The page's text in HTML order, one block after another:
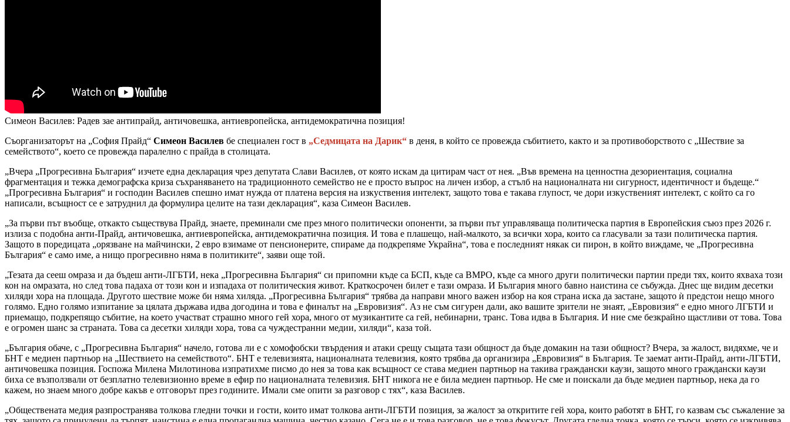
Симеон Василев: Радев зае антипрайд, античовешка, антиевропейска, антидемократична позиция!
Съорганизаторът на „София Прайд“ Симеон Василев бе специален гост в „Седмицата на Дарик“ в деня, в който се провежда събитието, както и за противоборството с „Шествие за
семейството“, което се провежда паралелно с прайда в столицата.
„Вчера „Прогресивна България“ изчете една декларация чрез депутата Слави Василев, от която искам да цитирам част от нея. „Във времена на ценностна дезориентация, социална
фрагментация и тежка демографска криза съхраняването на традиционното семейство не е просто въпрос на личен избор, а стълб на националната ни сигурност, идентичност и бъдеще.“
„Прогресивна България“ и господин Василев спешно имат нужда от платена версия на изкуствения интелект, защото това е такава глупост, че дори изкуственият интелект, с който са го
написали, всъщност се е затруднил да формулира целите на тази декларация“, каза Симеон Василев.
„За първи път въобще, откакто съществува Прайд, знаете, преминали сме през много политически опоненти, за първи път управляваща политическа партия в Европейския съюз през 2026 г.
излиза с подобна анти-Прайд, античовешка, антиевропейска, антидемократична позиция. И това е плашещо, най-малкото, за всички хора, които са гласували за тази политическа партия.
Защото в поредицата „орязване на майчински, 2 евро взимаме от пенсионерите, спираме да подкрепяме Украйна“, това е последният някак си пирон, в който виждаме, че „Прогресивна
България“ е само име, а нищо прогресивно няма в политиките“, заяви още той.
„Тезата да сееш омраза и да бъдеш анти-ЛГБТИ, нека „Прогресивна България“ си припомни къде са БСП, къде са ВМРО, къде са много други политически партии преди тях, които яхваха този
кон на омразата, но след това падаха от този кон и изпадаха от политическия живот. Краткосрочен билет е тази омраза. И България много бавно наистина се събужда. Днес ще видим десетки
хиляди хора на площада. Другото шествие може би няма хиляда. „Прогресивна България“ трябва да направи много важен избор на коя страна иска да застане, защото ѝ предстои нещо много
голямо. Едно голямо изпитание за цялата държава идва догодина и това е финалът на „Евровизия“. Аз не съм сигурен дали, ако вашите зрители не знаят, „Евровизия“ е едно много ЛГБТИ и
приемащо, подкрепящо събитие, на което участват страшно много гей хора, много от музикантите са гей, небинарни, транс. Това идва в България. И ние сме безкрайно щастливи от това. Това
е огромен шанс за страната. Това са десетки хиляди хора, това са чуждестранни медии, хиляди“, каза той.
„България обаче, с „Прогресивна България“ начело, готова ли е с хомофобски твърдения и атаки срещу същата тази общност да бъде домакин на тази общност? Вчера, за жалост, видяхме, че и
БНТ е медиен партньор на „Шествието на семейството“. БНТ е телевизията, националната телевизия, която трябва да организира „Евровизия“ в България. Те заемат анти-Прайд, анти-ЛГБТИ,
античовешка позиция. Госпожа Милена Милотинова изпратихме писмо до нея за това как всъщност се става медиен партньор на такива граждански каузи, защото много граждански каузи
биха се възползвали от безплатно телевизионно време в ефир по националната телевизия. БНТ никога не е била медиен партньор. Не сме и поискали да бъде медиен партньор, нека да го
кажем, но знаем много добре какъв е отговорът през годините. Имали сме опити за разговор с тях“, каза Василев.
„Обществената медия разпространява толкова гледни точки и гости, които имат толкова анти-ЛГБТИ позиция, за жалост за откритите гей хора, които работят в БНТ, го казвам със съжаление за